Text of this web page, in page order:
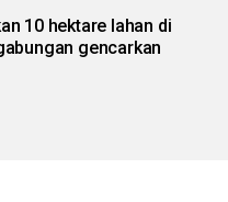
10 hektare lahan di
gencarkan